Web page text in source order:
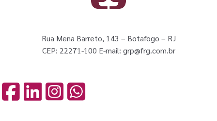
Rua Mena Barreto, 143 – Botafogo – RJ
CEP: 22271-100 E-mail: grp@frg.com.br